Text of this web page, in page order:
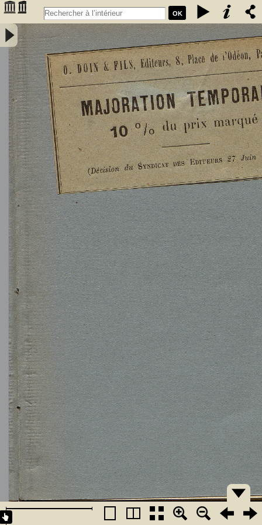
OK
L'Astronomie, observations, théorie et vulgarisation générale / par
Marcel Moye,... - Moye, Marcel (1873-1939). Auteur